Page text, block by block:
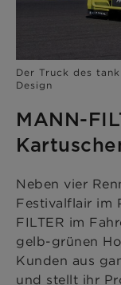
Der Truck des
Design
MANN-
Neben vier
Festivalflair im
FILTER im
gelb-grünen
Kunden aus
und stellt ihr